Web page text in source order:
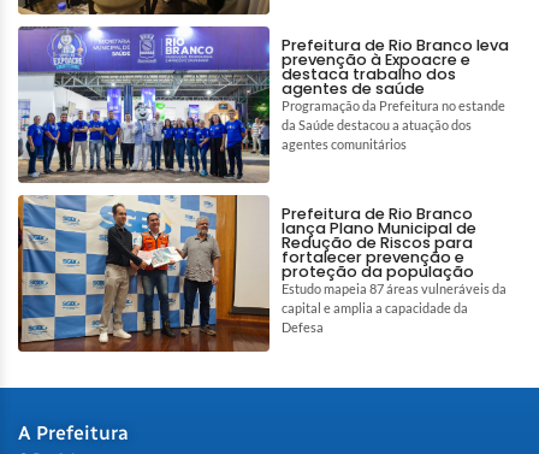
Prefeitura de Rio Branco leva
prevenção à Expoacre e
destaca trabalho dos
agentes de saúde
Programação da Prefeitura no estande
da Saúde destacou a atuação dos
agentes comunitários
Prefeitura de Rio Branco
lança Plano Municipal de
Redução de Riscos para
fortalecer prevenção e
proteção da população
Estudo mapeia 87 áreas vulneráveis da
capital e amplia a capacidade da
Defesa
A Prefeitura